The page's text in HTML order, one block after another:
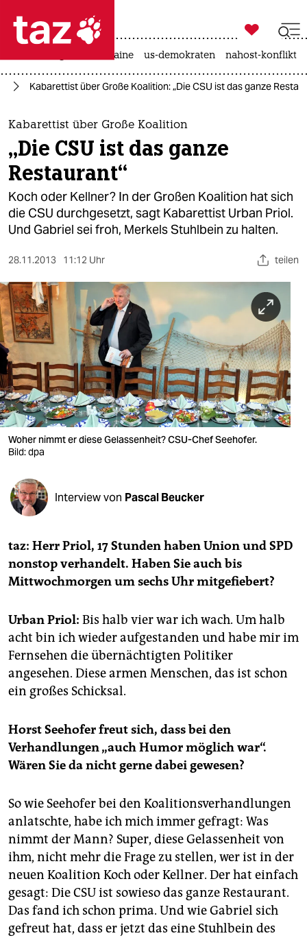
 taz zahl ich
taz zahl ich
themen
politik
öko
gesellschaft
sport
berlin
nord
wahrheit
verlag
verlag
veranstaltungen
shop
fragen & hilfe
unterstützen
abo
epaper login

taz zahl ich
krieg in der ukraine us-demokraten nahost-konflikt
Kabarettist über Große Koalition: „Die CSU ist das ganze
Kabarettist über Große Koalition
„Die CSU ist das ganze
Restaurant“
Koch oder Kellner? In der Großen Koalition hat sich
die CSU durchgesetzt, sagt Kabarettist Urban Priol.
Und Gabriel sei froh, Merkels Stuhlbein zu halten.
28.11.2013 11:12 Uhr teilen
Woher nimmt er diese Gelassenheit? CSU-Chef Seehofer.
Bild: dpa
Interview von Pascal Beucker
taz: Herr Priol, 17 Stunden haben Union und SPD
nonstop verhandelt. Haben Sie auch bis
Mittwochmorgen um sechs Uhr mitgefiebert?
Urban Priol: Bis halb vier war ich wach. Um halb
acht bin ich wieder aufgestanden und habe mir im
Fernsehen die übernächtigten Politiker
angesehen. Diese armen Menschen, das ist schon
ein großes Schicksal.
Horst Seehofer freut sich, dass bei den
Verhandlungen „auch Humor möglich war“.
Wären Sie da nicht gerne dabei gewesen?
So wie Seehofer bei den Koalitionsverhandlungen
anlatschte, habe ich mich immer gefragt: Was
nimmt der Mann? Super, diese Gelassenheit von
ihm, nicht mehr die Frage zu stellen, wer ist in der
neuen Koalition Koch oder Kellner. Der hat einfach
gesagt: Die CSU ist sowieso das ganze Restaurant.
Das fand ich schon prima. Und wie Gabriel sich
gefreut hat, dass er jetzt das eine Stuhlbein des